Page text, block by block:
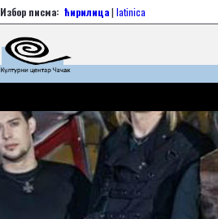
Избор писма: ћирилица| latinica